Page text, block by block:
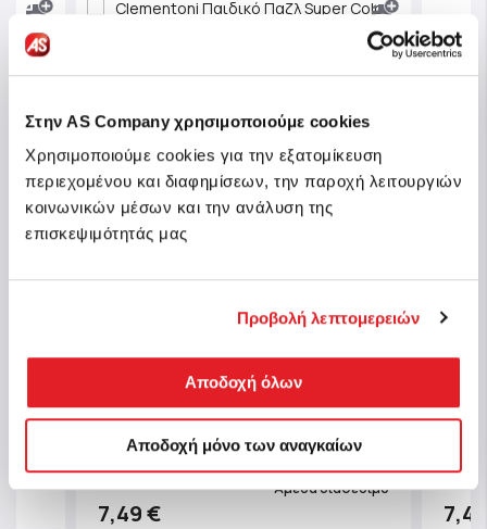
Στην AS Company χρησιμοποιούμε cookies
Χρησιμοποιούμε cookies για την εξατομίκευση
περιεχομένου και διαφημίσεων, την παροχή λειτουργιών
κοινωνικών μέσων και την ανάλυση της
επισκεψιμότητάς μας
Προβολή λεπτομερειών
Αποδοχή όλων
Αποδοχή μόνο των αναγκαίων
Clementoni Παιδικό Παζλ Super
Color Disney Princess 2x60 τμχ
Κωδ.: 1200-24824
7,49 €
Άμεσα διαθέσιμο